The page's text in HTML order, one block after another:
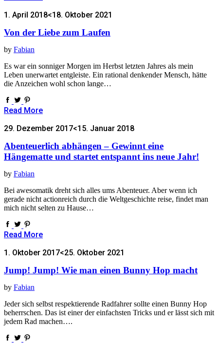
1. April 2018<18. Oktober 2021
Von der Liebe zum Laufen
by Fabian
Es war ein sonniger Morgen im Herbst letzten Jahres als mein
Leben unerwartet entgleiste. Ein rational denkender Mensch, hätte
die Anzeichen wohl schon lange…
Read More
29. Dezember 2017<15. Januar 2018
Abenteuerlich abhängen – Gewinnt eine
Hängematte und startet entspannt ins neue Jahr!
by Fabian
Bei awesomatik dreht sich alles ums Abenteuer. Aber wenn ich
gerade nicht actionreich durch die Weltgeschichte reise, findet man
mich nicht selten zu Hause…
Read More
1. Oktober 2017<25. Oktober 2021
Jump! Jump! Wie man einen Bunny Hop macht
by Fabian
Jeder sich selbst respektierende Radfahrer sollte einen Bunny Hop
beherrschen. Das ist einer der einfachsten Tricks und er lässt sich mit
jedem Rad machen….